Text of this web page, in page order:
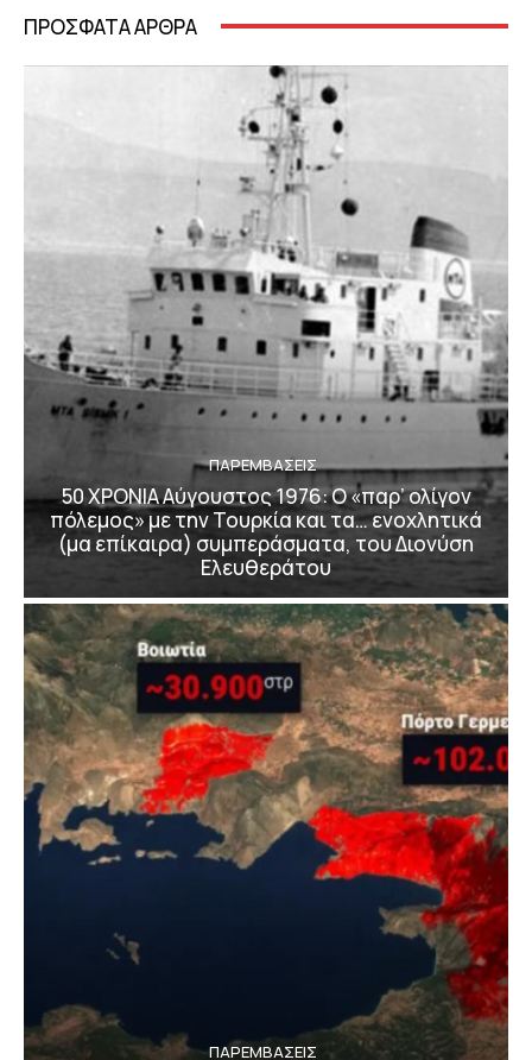
ΠΡΟΣΦΑΤΑ ΑΡΘΡΑ
ΠΑΡΕΜΒΑΣΕΙΣ
50 ΧΡΟΝΙΑ Αύγουστος 1976: Ο «παρ’ ολίγον
πόλεμος» με την Τουρκία και τα… ενοχλητικά
(μα επίκαιρα) συμπεράσματα, του Διονύση
Ελευθεράτου
ΠΑΡΕΜΒΑΣΕΙΣ